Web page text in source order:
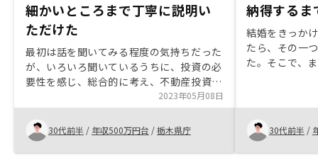
細かいところまで丁寧に説明い
ただけた
最初は話を聞いてみる程度の気持ちだった
が、いろいろ聞いているうちに、投資の必
要性を感じ、総合的に考え、不動産投資を
始めてみることにした。 その人の資産形
成という観点でいろいろアドバイスいただ
けたので勉強になった。デジタル化による
利便性がある一方、信頼性という部分では
アナログの方がいい部分もあるかと思いま
2023年05月08日
30代前半 / 年収500万円台 /栃木県庁
納得するま
結婚をきっか
たら、その一
た。そこで、
うと、
リノシーにも
かの違いだっ
て済むことな
30代前半 /